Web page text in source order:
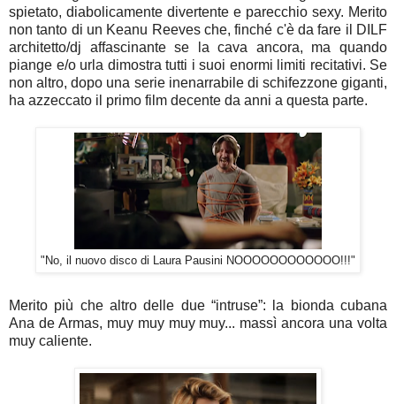
spietato, diabolicamente divertente e parecchio sexy. Merito
non tanto di un Keanu Reeves che, finché c'è da fare il DILF
architetto/dj affascinante se la cava ancora, ma quando
piange e/o urla dimostra tutti i suoi enormi limiti recitativi. Se
non altro, dopo una serie inenarrabile di schifezzone giganti,
ha azzeccato il primo film decente da anni a questa parte.
"No, il nuovo disco di Laura Pausini NOOOOOOOOOOOO!!!"
Merito più che altro delle due “intruse”: la bionda cubana
Ana de Armas, muy muy muy muy... massì ancora una volta
muy caliente.